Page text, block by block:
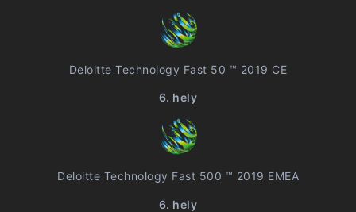
Deloitte Technology Fast 50 ™ 2019 CE
6. hely
Deloitte Technology Fast 500 ™ 2019 EMEA
6. hely